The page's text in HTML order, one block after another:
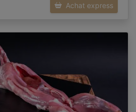
Achat express